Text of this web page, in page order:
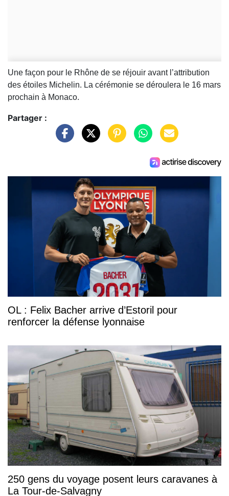
Une façon pour le Rhône de se réjouir avant l’attribution
des étoiles Michelin. La cérémonie se déroulera le 16 mars
prochain à Monaco.
Partager :
OL : Felix Bacher arrive d’Estoril pour
renforcer la défense lyonnaise
250 gens du voyage posent leurs caravanes à
La Tour-de-Salvagny